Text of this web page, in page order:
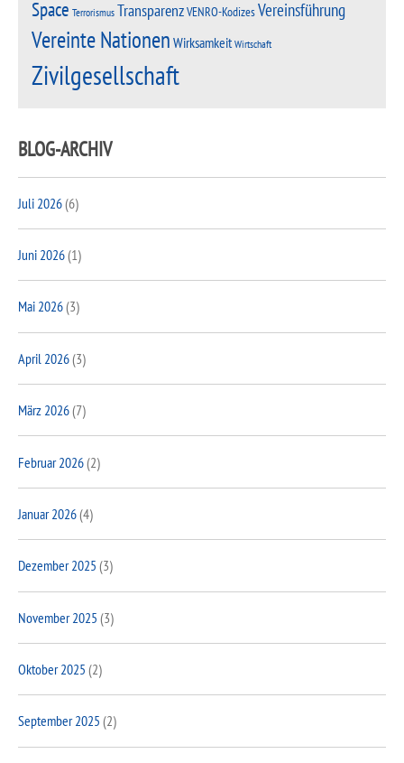
Space TerrorismusTransparenzVENRO-KodizesVereinsführung
Vereinte Nationen Wirksamkeit Wirtschaft
Zivilgesellschaft
BLOG-ARCHIV
Juli 2026(6)
Juni 2026(1)
Mai 2026(3)
April 2026(3)
März 2026(7)
Februar 2026(2)
Januar 2026(4)
Dezember 2025 (3)
November 2025 (3)
Oktober 2025 (2)
September 2025 (2)